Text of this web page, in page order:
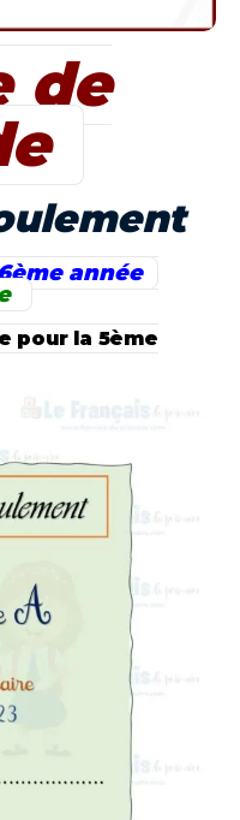
de
année
pour la 5ème